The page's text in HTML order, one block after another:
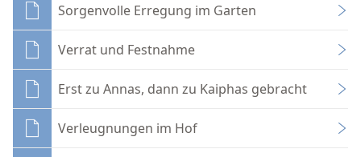
Sorgenvolle Erregung im Garten
Verrat und Festnahme
Erst zu Annas, dann zu Kaiphas gebracht
Verleugnungen im Hof